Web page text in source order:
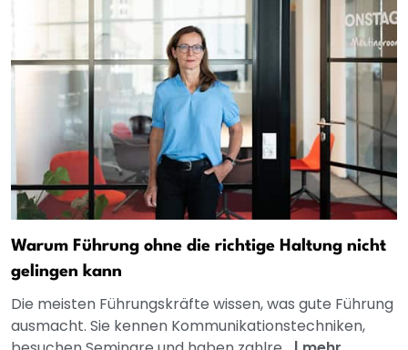
Warum Führung ohne die richtige Haltung nicht
gelingen kann
Die meisten Führungskräfte wissen, was gute Führung
ausmacht. Sie kennen Kommunikationstechniken,